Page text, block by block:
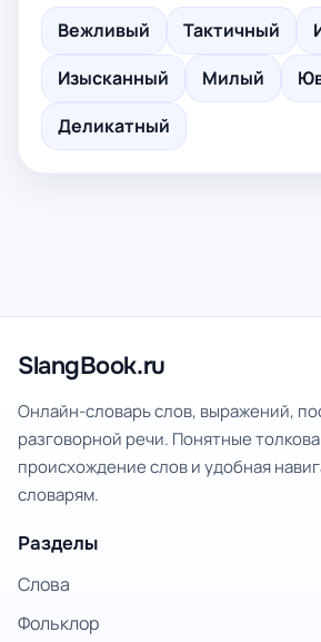
Вежливый Тактичный
Изысканный
Милый
Деликатный
SlangBook.ru
Онлайн-словарь слов, выражений,
разговорной речи. Понятные
происхождение слов и удобная
словарям.
Разделы
Слова
Фольклор